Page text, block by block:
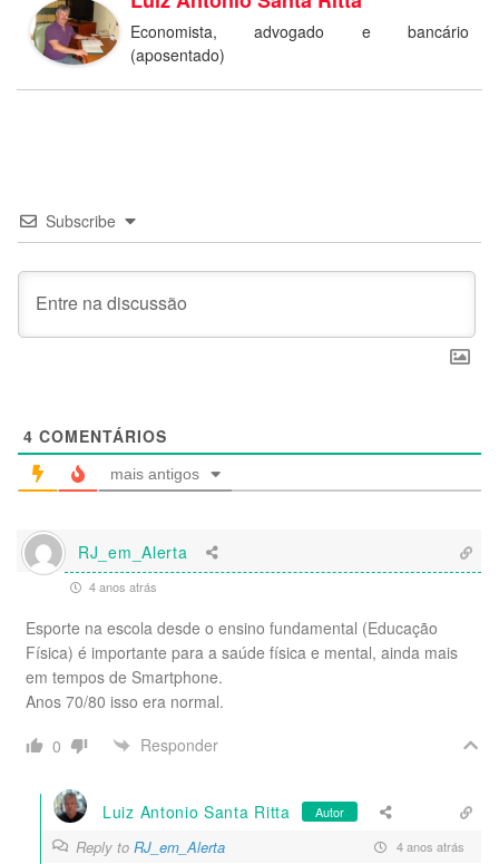
Economista, advogado e bancário
(aposentado)
Subscribe
4 COMENTÁRIOS
mais antigos
RJ_em_Alerta
4 anos atrás
Esporte na escola desde o ensino fundamental (Educação
Física) é importante para a saúde física e mental, ainda mais
em tempos de Smartphone.
Anos 70/80 isso era normal.
0
Responder
Luiz Antonio Santa Ritta Autor
Reply to RJ_em_Alerta 4 anos atrás